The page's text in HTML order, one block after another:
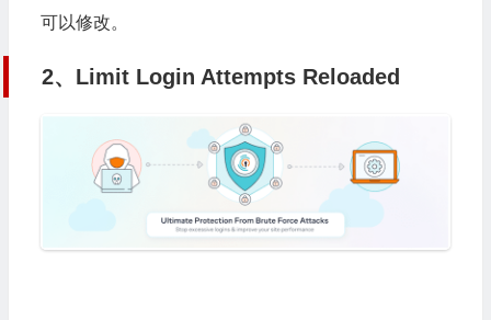
可以修改。
2、Limit Login Attempts Reloaded